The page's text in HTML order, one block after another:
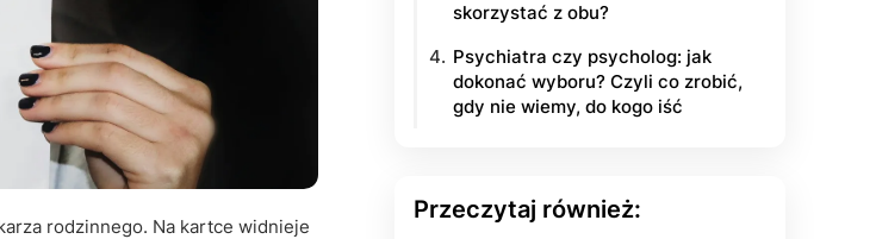
rodzinnego. Na kartce widnieje
skorzystać z obu?
Psychiatra czy psycholog: jak
dokonać wyboru? Czyli co zrobić,
gdy nie wiemy, do kogo iść
Przeczytaj również: